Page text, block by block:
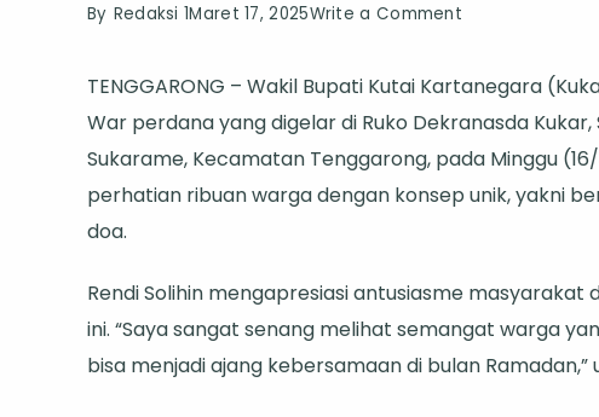
By Redaksi 1Maret 17, 2025Write a Comment
Kukar
Rendi
Solihin
Buka
Perdana,
Ribuan
Warga
TENGGARONG – Wakil Bupati Kutai Kartanegara
War perdana yang digelar di Ruko Dekranasda
Sukarame, Kecamatan Tenggarong, pada Minggu
perhatian ribuan warga dengan konsep unik, yakni
doa.
Rendi Solihin mengapresiasi antusiasme
ini. “Saya sangat senang melihat semangat warga
bisa menjadi ajang kebersamaan di bulan Ramadan,”